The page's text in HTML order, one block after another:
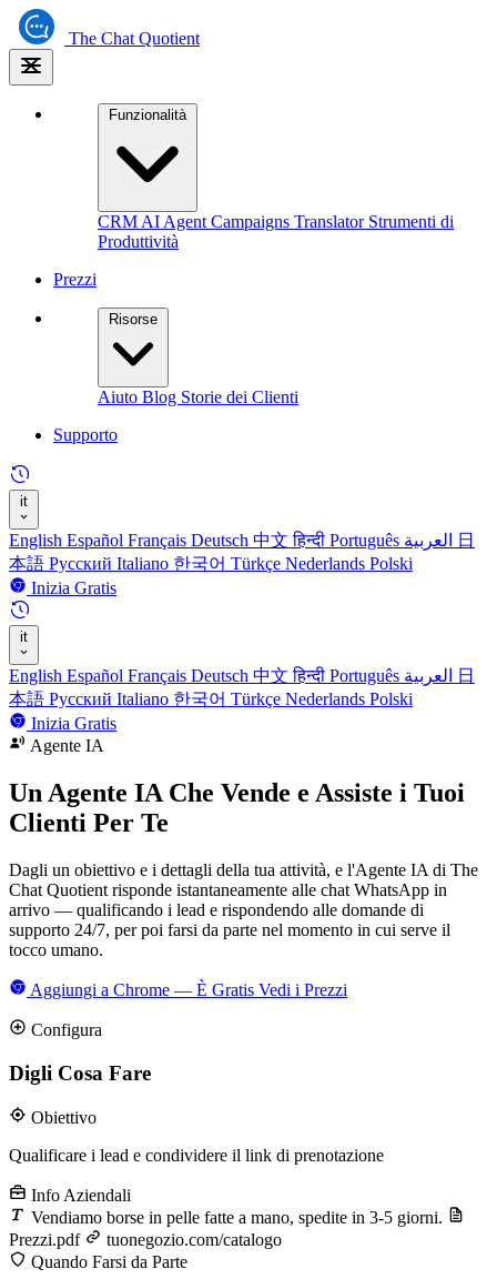
The Chat Quotient
Funzionalità
CRM AI Agent Campaigns Translator Strumenti di
Produttività
Prezzi
Risorse
Aiuto Blog Storie dei Clienti
Supporto
it
English Español Français Deutsch 中文हिन्दी Português
日
本語 Русский Italiano 한국어 Türkçe Nederlands Polski
Inizia Gratis
it
English Español Français Deutsch 中文हिन्दी Português
日
本語 Русский Italiano 한국어 Türkçe Nederlands Polski
Inizia Gratis
Agente IA
Un Agente IA Che Vende e Assiste i Tuoi
Clienti Per Te
Dagli un obiettivo e i dettagli della tua attività, e l'Agente IA di The
Chat Quotient risponde istantaneamente alle chat WhatsApp in
arrivo — qualificando i lead e rispondendo alle domande di
supporto 24/7, per poi farsi da parte nel momento in cui serve il
tocco umano.
Aggiungi a Chrome — È Gratis Vedi i Prezzi
Configura
Digli Cosa Fare
Obiettivo
Qualificare i lead e condividere il link di prenotazione
Info Aziendali
Vendiamo borse in pelle fatte a mano, spedite in 3-5 giorni.
Prezzi.pdf
tuonegozio.com/catalogo
Quando Farsi da Parte